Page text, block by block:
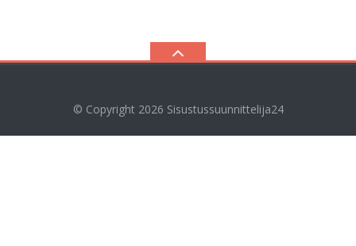
© Copyright 2026 Sisustussuunnittelija24